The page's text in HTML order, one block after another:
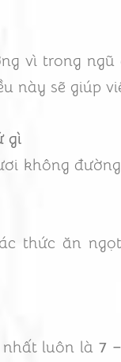
vì trong
này sẽ giúp
gì
không
thức ăn
luôn là 7